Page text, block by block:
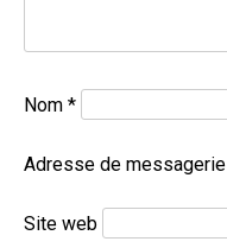
Nom *
Adresse de messagerie
Site web